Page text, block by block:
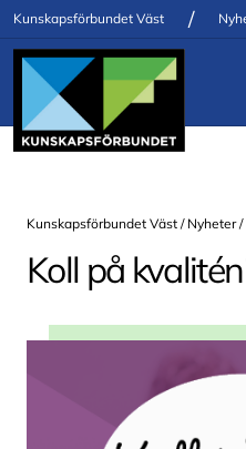
Kunskapsförbundet Väst /
Kunskapsförbundet Väst / Nyheter/
Koll på